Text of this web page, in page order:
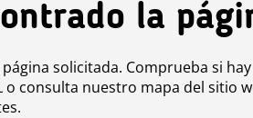
la
solicitada. Comprueba si hay
o consulta nuestro mapa del sitio